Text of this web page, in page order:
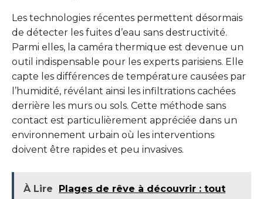
Les technologies récentes permettent désormais
de détecter les fuites d’eau sans destructivité.
Parmi elles, la caméra thermique est devenue un
outil indispensable pour les experts parisiens. Elle
capte les différences de température causées par
l’humidité, révélant ainsi les infiltrations cachées
derrière les murs ou sols. Cette méthode sans
contact est particulièrement appréciée dans un
environnement urbain où les interventions
doivent être rapides et peu invasives.
À Lire
Plages de rêve à découvrir : tout